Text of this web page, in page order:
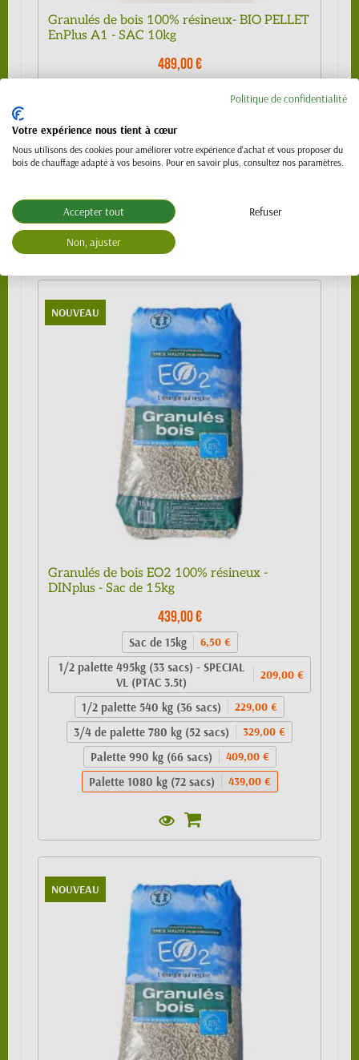
Granulés de bois 100% résineux- BIO PELLET
EnPlus A1 - SAC 10kg
489,00 €
VL (PTAC 3.5t)
219,00 €
Palette 1120 kg (112 sacs) 489,00 €
NOUVEAU
Granulés de bois EO2 100% résineux -
DINplus - Sac de 15kg
439,00 €
Sac de 15kg 6,50 €
1/2 palette 495kg (33 sacs) - SPECIAL
VL (PTAC 3.5t)
209,00 €
1/2 palette 540 kg (36 sacs) 229,00 €
3/4 de palette 780 kg (52 sacs) 329,00 €
Palette 990 kg (66 sacs) 409,00 €
Palette 1080 kg (72 sacs) 439,00 €
NOUVEAU
Politique de confidentialité
Votre expérience nous tient à cœur
Nous utilisons des cookies pour améliorer votre expérience d'achat et vous proposer du
bois de chauffage adapté à vos besoins. Pour en savoir plus, consultez nos paramètres.
Accepter tout Refuser
Non, ajuster